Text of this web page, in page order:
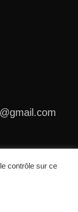
contrôle sur ce